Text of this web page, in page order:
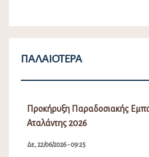
ΠΑΛΑΙΌΤΕΡΑ
Προκήρυξη Παραδοσιακής
Αταλάντης 2026
Δε, 22/06/2026 - 09:25